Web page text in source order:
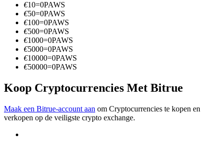
Word een Copy Trader
Geniet van winstdeling en copy trading commissies
€10=0PAWS
€50=0PAWS
€100=0PAWS
€500=0PAWS
€1000=0PAWS
€5000=0PAWS
€10000=0PAWS
€50000=0PAWS
Koop Cryptocurrencies Met Bitrue
Maak een Bitrue-account aan om Cryptocurrencies te kopen en
verkopen op de veiligste crypto exchange.